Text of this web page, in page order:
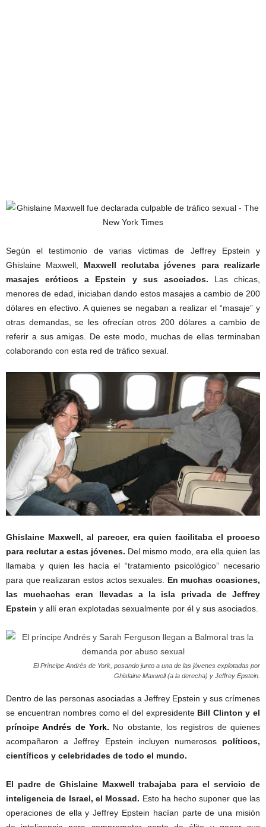
Según el testimonio de varias víctimas de Jeffrey Epstein y
Ghislaine Maxwell, Maxwell reclutaba jóvenes para realizarle
masajes eróticos a Epstein y sus asociados. Las chicas,
menores de edad, iniciaban dando estos masajes a cambio de 200
dólares en efectivo. A quienes se negaban a realizar el “masaje” y
otras demandas, se les ofrecían otros 200 dólares a cambio de
referir a sus amigas. De este modo, muchas de ellas terminaban
colaborando con esta red de tráfico sexual.
Ghislaine Maxwell, al parecer, era quien facilitaba el proceso
para reclutar a estas jóvenes. Del mismo modo, era ella quien las
llamaba y quien les hacía el “tratamiento psicológico” necesario
para que realizaran estos actos sexuales. En muchas ocasiones,
las muchachas eran llevadas a la isla privada de Jeffrey
Epstein y allí eran explotadas sexualmente por él y sus asociados.
El Príncipe Andrés de York, posando junto a una de las jóvenes explotadas por
Ghislaine Maxwell (a la derecha) y Jeffrey Epstein.
Dentro de las personas asociadas a Jeffrey Epstein y sus crímenes
se encuentran nombres como el del expresidente Bill Clinton y el
príncipeAndrés de York. No obstante, los registros de quienes
acompañaron a Jeffrey Epstein incluyen numerosos políticos,
científicos y celebridades de todo el mundo.
El padre de Ghislaine Maxwell trabajaba para el servicio de
inteligencia de Israel, el Mossad. Esto ha hecho suponer que las
operaciones de ella y Jeffrey Epstein hacían parte de una misión